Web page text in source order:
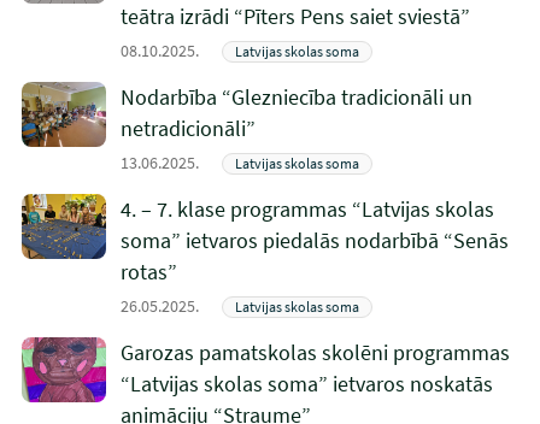
teātra izrādi “Pīters Pens saiet sviestā”
08.10.2025. Latvijas skolas soma
Nodarbība “Glezniecība tradicionāli un
netradicionāli”
13.06.2025. Latvijas skolas soma
4. – 7. klase programmas “Latvijas skolas
soma” ietvaros piedalās nodarbībā “Senās
rotas”
26.05.2025. Latvijas skolas soma
Garozas pamatskolas skolēni programmas
“Latvijas skolas soma” ietvaros noskatās
animāciju “Straume”